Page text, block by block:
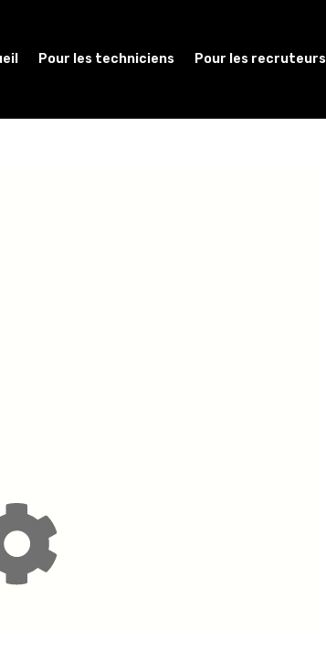
Pour les techniciens Pour les recruteurs